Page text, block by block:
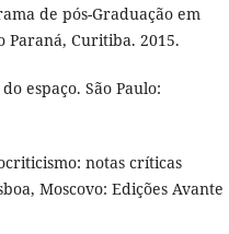
de pós-Graduação em
Paraná, Curitiba. 2015.
espaço. São Paulo:
notas críticas
Moscovo: Edições Avante